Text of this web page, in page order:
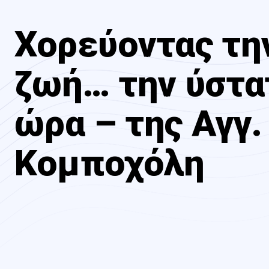
Χορεύοντας
ζωή… την
ώρα – της Αγγ.
Κομποχόλη